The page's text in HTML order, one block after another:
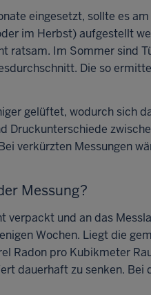
eingesetzt, sollte es
im Herbst) aufgestellt
Im Sommer sind
Die so
gelüftet, wodurch sich
Druckunterschiede
verkürzten Messungen
Messung?
verpackt und an das
Wochen. Liegt die
Radon pro Kubikmeter
dauerhaft zu senken. Bei